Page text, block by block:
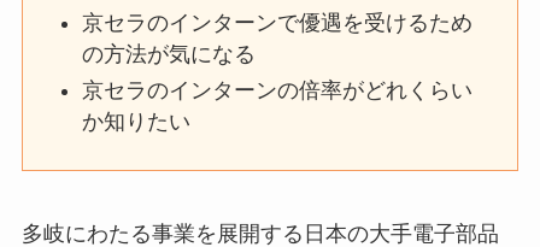
京セラのインターンで優遇を受けるため
の方法が気になる
京セラのインターンの倍率がどれくらい
か知りたい
多岐にわたる事業を展開する日本の大手電子部品